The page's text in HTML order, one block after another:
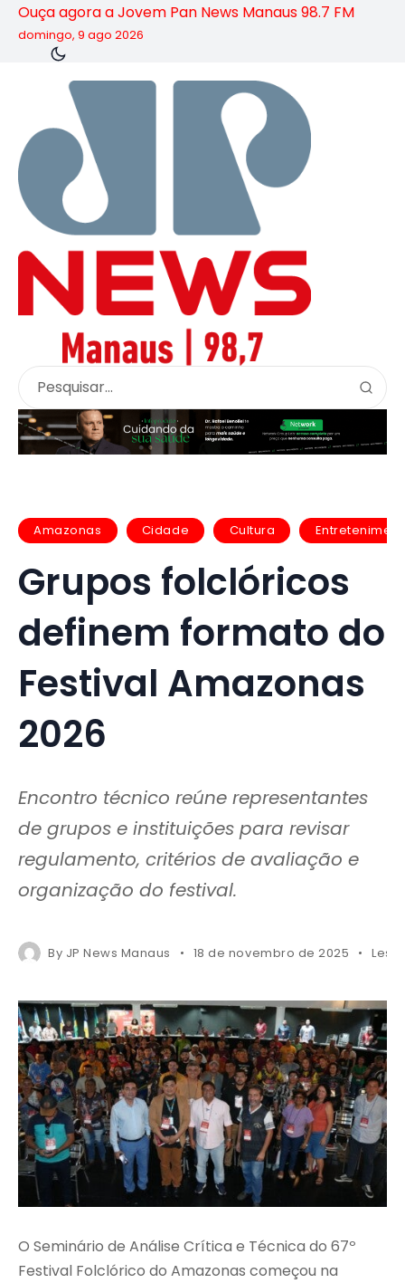
Ouça agora a Jovem Pan News Manaus 98.7 FM
domingo, 9 ago 2026
Amazonas Cidade Cultura
Grupos folclóricos
definem formato do
Festival Amazonas
2026
Encontro técnico reúne representantes
de grupos e instituições para revisar
regulamento, critérios de avaliação e
organização do festival.
By JP News Manaus 18 de novembro de 2025 Less
O Seminário de Análise Crítica e Técnica do 67º
Festival Folclórico do Amazonas começou na